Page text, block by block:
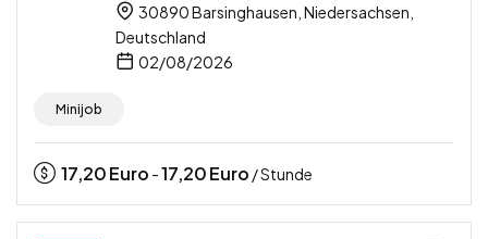
30890 Barsinghausen, Niedersachsen,
Deutschland
02/08/2026
Minijob
17,20Euro -17,20Euro / Stunde